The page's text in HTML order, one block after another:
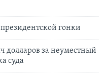
гонки
долларов за неуместный
суда